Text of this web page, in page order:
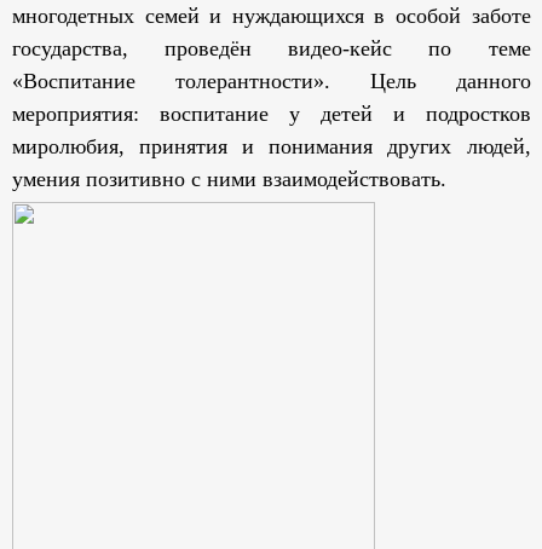
многодетных семей и нуждающихся в особой заботе
государства, проведён видео-кейс по теме
«Воспитание толерантности». Цель данного
мероприятия: воспитание у детей и подростков
миролюбия, принятия и понимания других людей,
умения позитивно с ними взаимодействовать.